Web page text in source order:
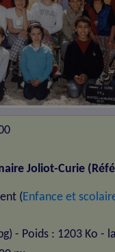
Joliot-Curie
( Enfance et
- Poids : 1203 Ko -